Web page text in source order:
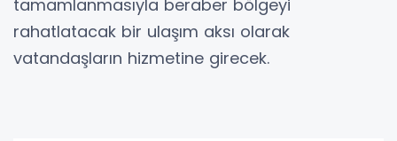
tamamlanmasıyla beraber bölgeyi
rahatlatacak bir ulaşım aksı olarak
vatandaşların hizmetine girecek.